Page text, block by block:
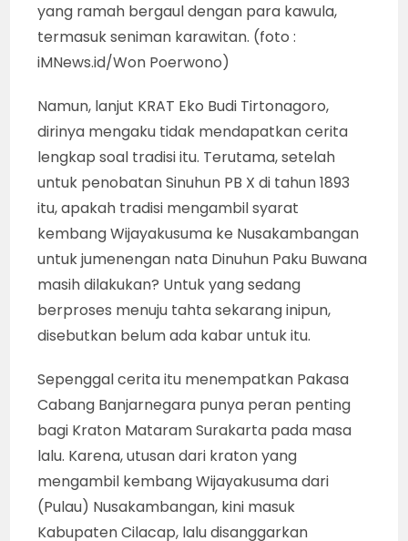
yang ramah bergaul dengan para kawula,
termasuk seniman karawitan. (foto :
iMNews.id/Won Poerwono)
Namun, lanjut KRAT Eko Budi Tirtonagoro,
dirinya mengaku tidak mendapatkan cerita
lengkap soal tradisi itu. Terutama, setelah
untuk penobatan Sinuhun PB X di tahun 1893
itu, apakah tradisi mengambil syarat
kembang Wijayakusuma ke Nusakambangan
untuk jumenengan nata Dinuhun Paku Buwana
masih dilakukan? Untuk yang sedang
berproses menuju tahta sekarang inipun,
disebutkan belum ada kabar untuk itu.
Sepenggal cerita itu menempatkan Pakasa
Cabang Banjarnegara punya peran penting
bagi Kraton Mataram Surakarta pada masa
lalu. Karena, utusan dari kraton yang
mengambil kembang Wijayakusuma dari
(Pulau) Nusakambangan, kini masuk
Kabupaten Cilacap, lalu disanggarkan